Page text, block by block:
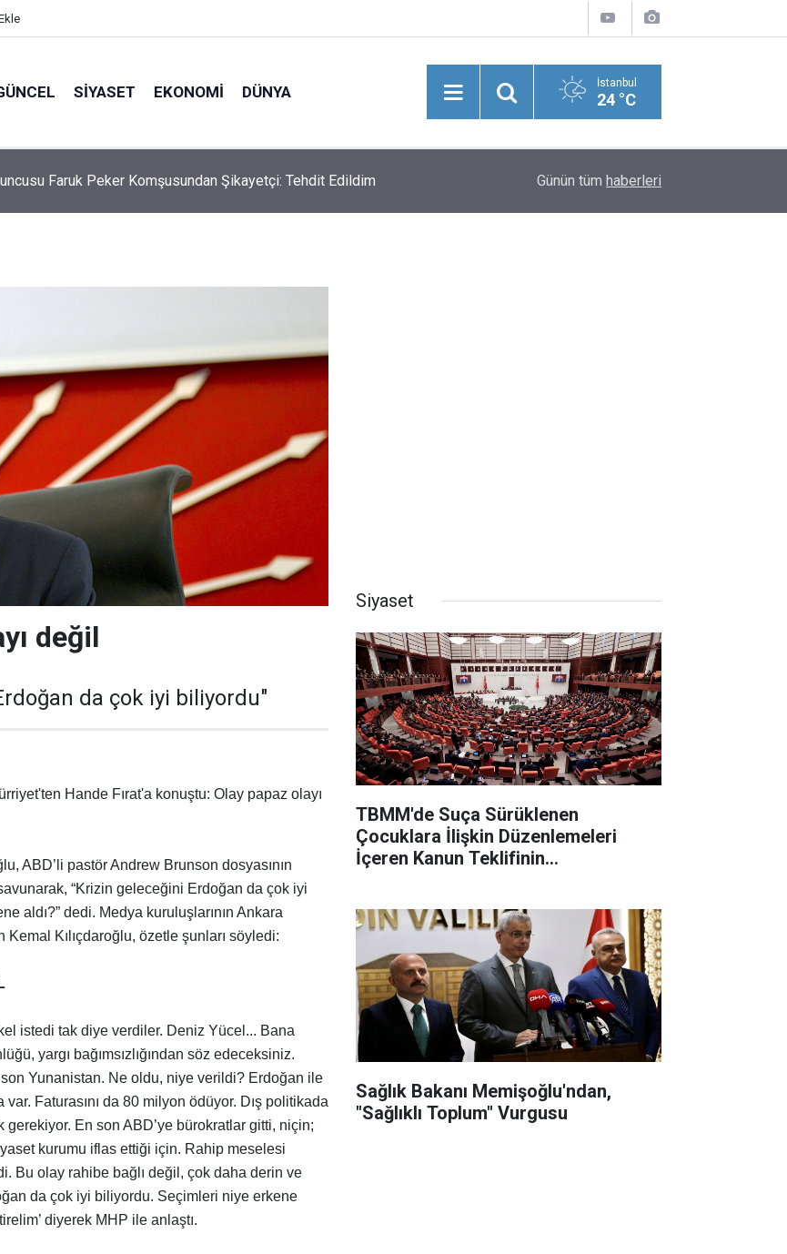
SIYASET EKONOMI DÜNYA İstanbul
24 °C
Faruk Peker Komşusundan Şikayetçi: Tehdit Edildim Bergüzar Korel'den Evlilik Yıl Dönümü Paylaşımı
Günün tüm haberleri
değil
da çok iyi biliyordu"
Hande Fırat'a konuştu: Olay papaz olayı
ABD’li pastör Andrew Brunson dosyasının
“Krizin geleceğini Erdoğan da çok iyi
aldı?” dedi. Medya kuruluşlarının Ankara
Kılıçdaroğlu, özetle şunları söyledi:
istedi tak diye verdiler. Deniz Yücel... Bana
yargı bağımsızlığından söz edeceksiniz.
Yunanistan. Ne oldu, niye verildi? Erdoğan ile
Faturasını da 80 milyon ödüyor. Dış politikada
En son ABD’ye bürokratlar gitti, niçin;
kurumu iflas ettiği için. Rahip meselesi
Bu olay rahibe bağlı değil, çok daha derin ve
da çok iyi biliyordu. Seçimleri niye erkene
diyerek MHP ile anlaştı.
Siyaset
TBMM'de Suça Sürüklenen
Çocuklara İlişkin Düzenlemeleri
İçeren Kanun Teklifinin
Sağlık Bakanı Memişoğlu'ndan,
"Sağlıklı Toplum" Vurgusu